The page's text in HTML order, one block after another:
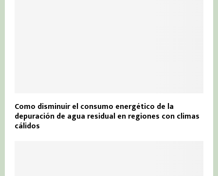
Como disminuir el consumo energético de la
depuración de agua residual en regiones con climas
cálidos